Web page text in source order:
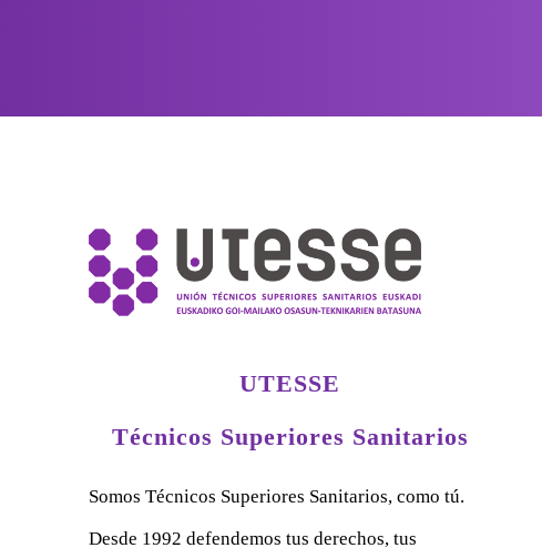
UTESSE
Técnicos Superiores Sanitarios
Somos Técnicos Superiores Sanitarios, como tú.
Desde 1992 defendemos tus derechos, tus